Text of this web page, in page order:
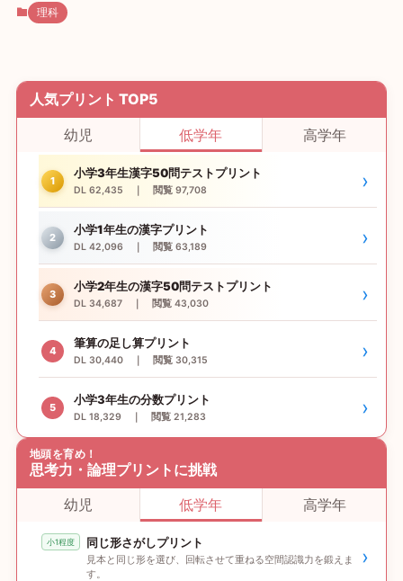
理科
人気プリント TOP5
幼児
低学年 高学年
1
小学3年生漢字50問テストプリント
DL 62,435 ｜ 閲覧 97,708 ›
2
小学1年生の漢字プリント
DL 42,096 ｜ 閲覧 63,189 ›
3
小学2年生の漢字50問テストプリント
DL 34,687 ｜ 閲覧 43,030 ›
4
筆算の足し算プリント
DL 30,440 ｜ 閲覧 30,315 ›
5
小学3年生の分数プリント
DL 18,329 ｜ 閲覧 21,283 ›
地頭を育め！
思考力・論理プリントに挑戦
幼児
低学年 高学年
小1程度 同じ形さがしプリント
見本と同じ形を選び、回転させて重ねる空間認識力を鍛えま
す。
›